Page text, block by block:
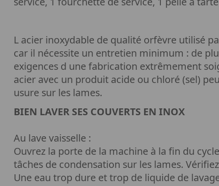
L acier inoxydable de qualité orfèvre utilisé
car il nécessite un entretien minimum : de
exigences d une fabrication extrêmement
acier avec un produit acide ou chloré (sel)
usure sur les lames.
BIEN LAVER SES COUVERTS EN INOX
Au lave vaisselle :
Ouvrez la porte de la machine à la fin du
tâches de condensation sur les lames.
Une eau trop dure et trop de liquide de